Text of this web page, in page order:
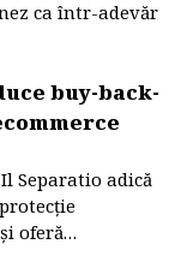
ca într-adevăr
buy-back-
Separatio adică
oferă…